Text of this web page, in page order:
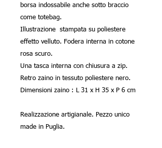
borsa indossabile anche sotto braccio
come totebag.
Illustrazione stampata su poliestere
effetto velluto. Fodera interna in cotone
rosa scuro.
Una tasca interna con chiusura a zip.
Retro zaino in tessuto poliestere nero.
Dimensioni zaino : L 31 x H 35 x P 6 cm
Realizzazione artigianale. Pezzo unico
made in Puglia.